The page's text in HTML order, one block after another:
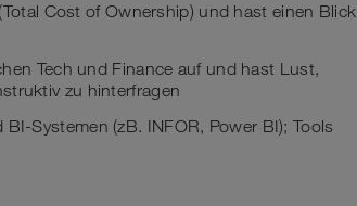
Cost of Ownership) und hast einen Blick
Tech und Finance auf und hast Lust,
zu hinterfragen
Systemen (zB. INFOR, Power BI); Tools